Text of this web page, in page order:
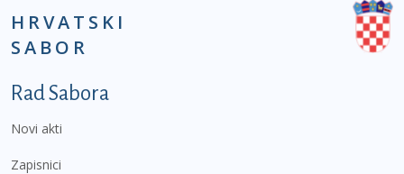
HRVATSKI
SABOR
Podnožje prvi izbornik
Rad Sabora
Novi akti
Zapisnici